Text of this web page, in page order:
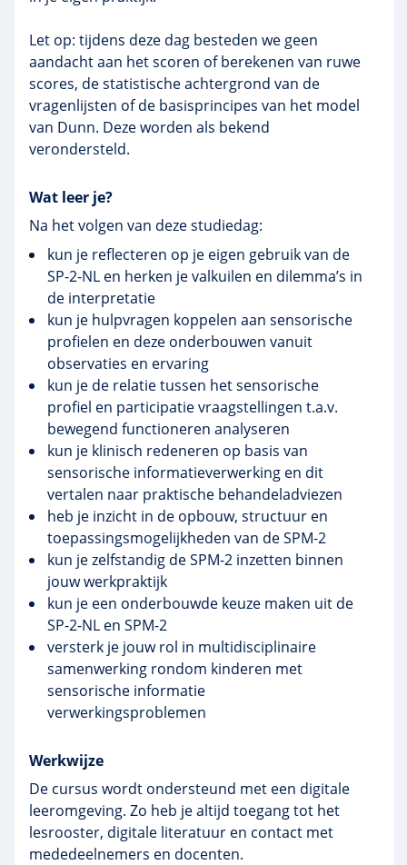
Let op: tijdens deze dag besteden we geen
aandacht aan het scoren of berekenen van ruwe
scores, de statistische achtergrond van de
vragenlijsten of de basisprincipes van het model
van Dunn. Deze worden als bekend
verondersteld.
Wat leer je?
Na het volgen van deze studiedag:
kun je reflecteren op je eigen gebruik van de
SP-2-NL en herken je valkuilen en dilemma’s in
de interpretatie
kun je hulpvragen koppelen aan sensorische
profielen en deze onderbouwen vanuit
observaties en ervaring
kun je de relatie tussen het sensorische
profiel en participatie vraagstellingen t.a.v.
bewegend functioneren analyseren
kun je klinisch redeneren op basis van
sensorische informatieverwerking en dit
vertalen naar praktische behandeladviezen
heb je inzicht in de opbouw, structuur en
toepassingsmogelijkheden van de SPM-2
kun je zelfstandig de SPM-2 inzetten binnen
jouw werkpraktijk
kun je een onderbouwde keuze maken uit de
SP-2-NL en SPM-2
versterk je jouw rol in multidisciplinaire
samenwerking rondom kinderen met
sensorische informatie
verwerkingsproblemen
Werkwijze
De cursus wordt ondersteund met een digitale
leeromgeving. Zo heb je altijd toegang tot het
lesrooster, digitale literatuur en contact met
mededeelnemers en docenten.